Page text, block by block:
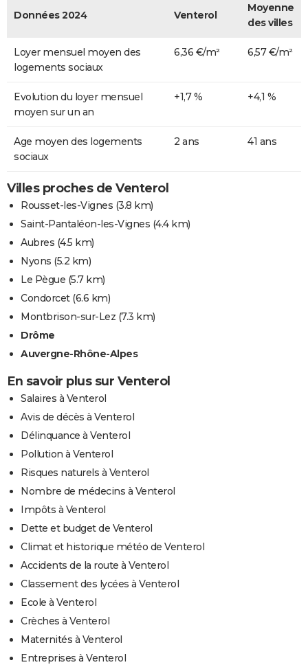
Données 2024 Venterol
Moyenne
des villes
Loyer mensuel moyen des
logements sociaux
6,36 €/m² 6,57 €/m²
Evolution du loyer mensuel
moyen sur un an
+1,7 % +4,1 %
Age moyen des logements
sociaux
2 ans 41 ans
Villes proches de Venterol
Rousset-les-Vignes (3.8 km)
Saint-Pantaléon-les-Vignes (4.4 km)
Aubres (4.5 km)
Nyons (5.2 km)
Le Pègue (5.7 km)
Condorcet(6.6 km)
Montbrison-sur-Lez (7.3 km)
Drôme
Auvergne-Rhône-Alpes
En savoir plus sur Venterol
Salaires à Venterol
Avis de décès à Venterol
Délinquance à Venterol
Pollution à Venterol
Risques naturels à Venterol
Nombre de médecins à Venterol
Impôts à Venterol
Dette et budget de Venterol
Climat et historique météo de Venterol
Accidents de la route à Venterol
Classement des lycées à Venterol
Ecole à Venterol
Crèches à Venterol
Maternités à Venterol
Entreprises à Venterol